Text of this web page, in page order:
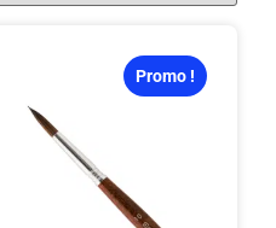
Promo !